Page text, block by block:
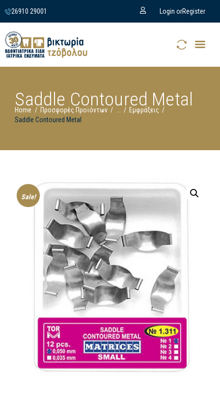
26910 29001 Login orRegister
Saddle Contoured Metal
Home Προσφορές Προϊόντων
Εμφράξεις
Saddle Contoured Metal
Sale!